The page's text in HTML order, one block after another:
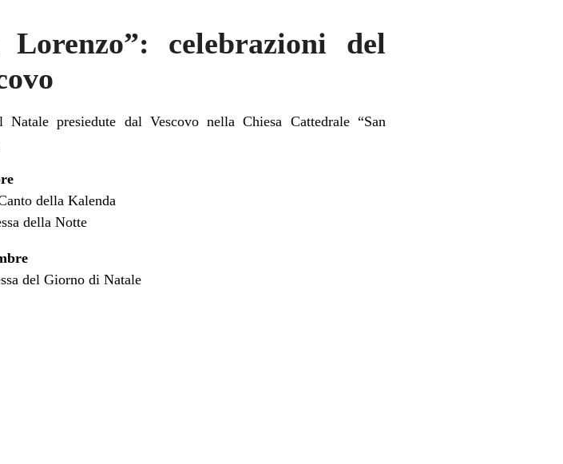
celebrazioni del
presiedute dal Vescovo nella Chiesa Cattedrale “San
della Kalenda
della Notte
del Giorno di Natale